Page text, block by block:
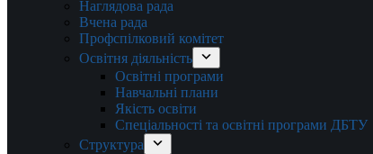
Наглядова рада
Вчена рада
Профспілковий комітет
Освітня діяльність
Освітні програми
Навчальні плани
Якість освіти
Спеціальності та освітні програми ДБТУ
Структура